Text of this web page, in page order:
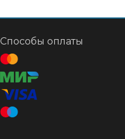
Способы оплаты